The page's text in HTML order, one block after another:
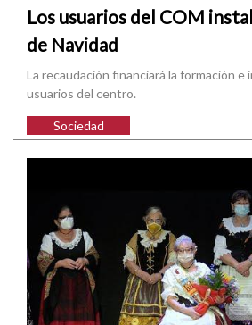
Los usuarios del COM
de Navidad
La recaudación financiará la formación e
usuarios del centro.
Sociedad